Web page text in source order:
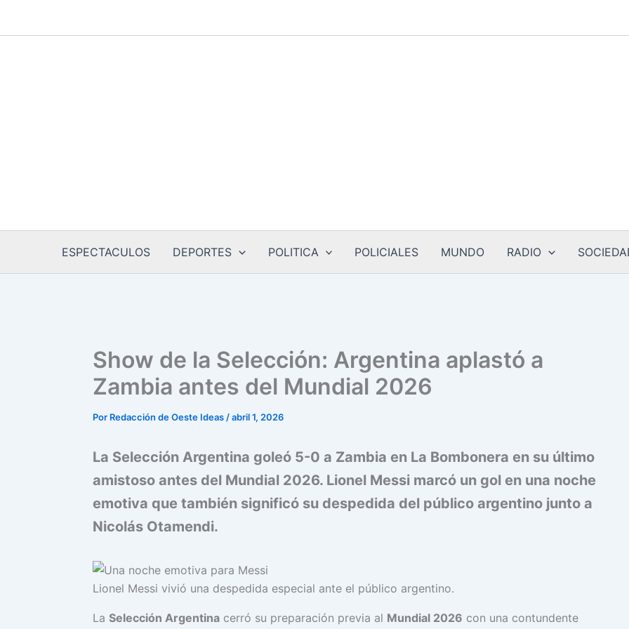
ESPECTACULOS DEPORTES POLITICA POLICIALES MUNDO RADIO
Show de la Selección: Argentina aplastó a
Zambia antes del Mundial 2026
Por Redacción de Oeste Ideas /abril 1, 2026
La Selección Argentina goleó 5-0 a Zambia en La Bombonera en su último
amistoso antes del Mundial 2026. Lionel Messi marcó un gol en una noche
emotiva que también significó su despedida del público argentino junto a
Nicolás Otamendi.
Lionel Messi vivió una despedida especial ante el público argentino.
La Selección Argentina cerró su preparación previa al Mundial 2026 con una contundente